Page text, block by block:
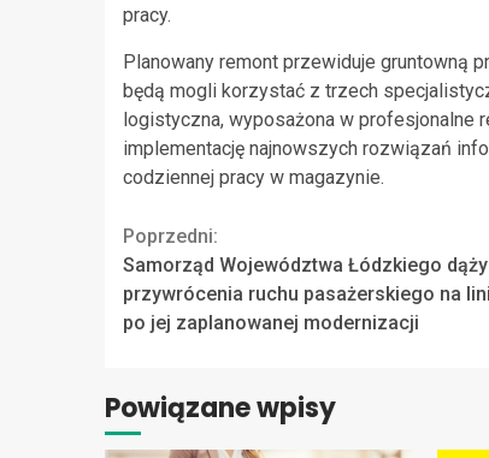
pracy.
Planowany remont przewiduje gruntowną
będą mogli korzystać z trzech
logistyczna, wyposażona w profesjonalne
implementację najnowszych rozwiązań
codziennej pracy w magazynie.
Continue
Reading
Poprzedni:
Samorząd Województwa Łódzkiego
przywrócenia ruchu pasażerskiego na
po jej zaplanowanej modernizacji
Powiązane wpisy